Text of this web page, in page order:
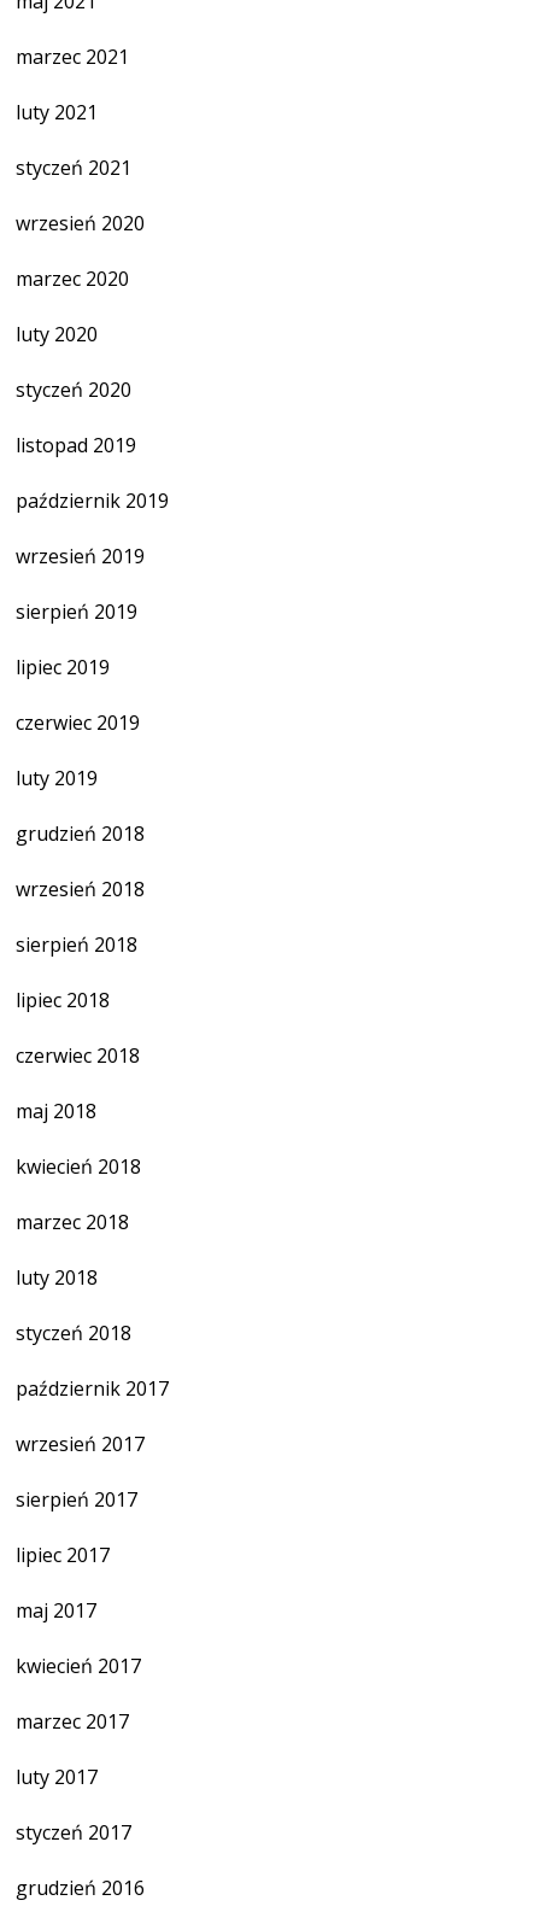
marzec 2021
luty 2021
styczeń 2021
wrzesień 2020
marzec 2020
luty 2020
styczeń 2020
listopad 2019
październik 2019
wrzesień 2019
sierpień 2019
lipiec 2019
czerwiec 2019
luty 2019
grudzień 2018
wrzesień 2018
sierpień 2018
lipiec 2018
czerwiec 2018
maj 2018
kwiecień 2018
marzec 2018
luty 2018
styczeń 2018
październik 2017
wrzesień 2017
sierpień 2017
lipiec 2017
maj 2017
kwiecień 2017
marzec 2017
luty 2017
styczeń 2017
grudzień 2016